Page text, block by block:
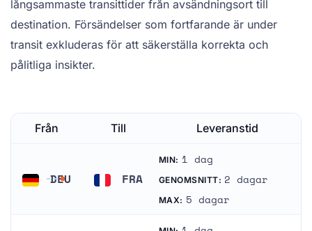
långsammaste transittider från avsändningsort till
destination. Försändelser som fortfarande är under
transit exkluderas för att säkerställa korrekta och
pålitliga insikter.
Från Till Leveranstid
DEU FRA
MIN: 1 dag
GENOMSNITT: 2 dagar
MAX: 5 dagar